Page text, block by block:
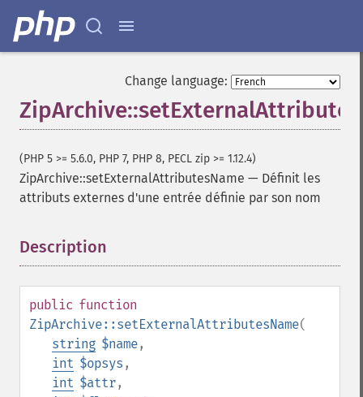
Change language:
(PHP 5 >= 5.6.0, PHP 7, PHP 8, PECL zip >= 1.12.4)
ZipArchive::setExternalAttributesName — Définit les
attributs externes d'une entrée définie par son nom
Description
public function
ZipArchive::setExternalAttributesName(
string $name,
int $opsys ,
int $attr,